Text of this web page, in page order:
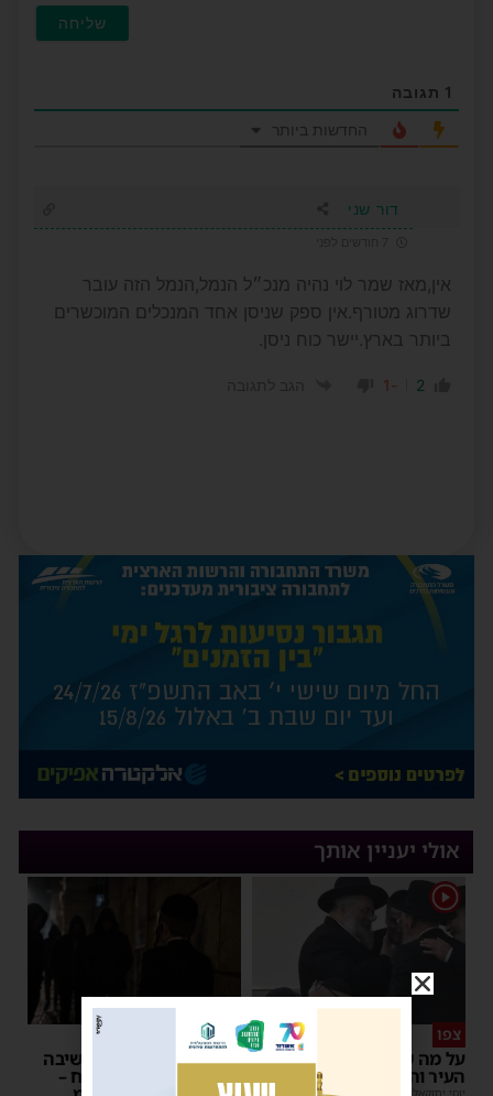
1 תגובה
החדשות ביותר
דור שני
אין,מאז שמר לוי נהיה מנכ״ל הנמל,הנמל הזה עובר
שדרוג מטורף.אין ספק שניסן אחד המנכלים המוכשרים
ביותר בארץ.יישר כוח ניסן.
2
-1
אולי יעניין אותך
1
צפו
על מה שוחחו מ"מ ראש
העיר והחיד"א אברג׳ל?
יוסי יחזקאלי
פירות ההסתה
אימה באשדוד: בחור ישיבה
בן 13 נשדד באיומי רצח –